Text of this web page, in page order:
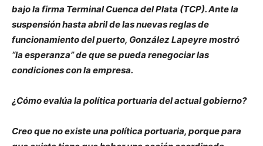
bajo la firma Terminal Cuenca del Plata (TCP). Ante la
suspensión hasta abril de las nuevas reglas de
funcionamiento del puerto, González Lapeyre mostró
“la esperanza” de que se pueda renegociar las
condiciones con la empresa.
¿Cómo evalúa la política portuaria del actual gobierno?
Creo que no existe una política portuaria, porque para